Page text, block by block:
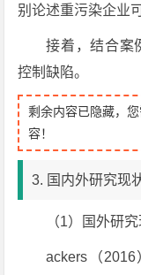
别论述重污染企业
接着，结合案
控制缺陷。
剩余内容已隐藏，
容！
3. 国内外研究现
（1）国外研
ackers（